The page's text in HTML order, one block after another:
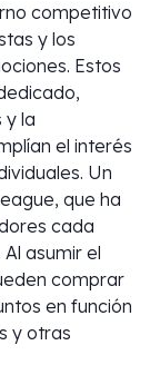
competitivo
y los
Estos
y la
el interés
Un
que ha
cada
asumir el
comprar
en función
y otras